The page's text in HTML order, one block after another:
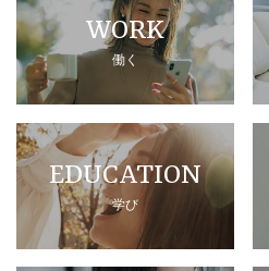
WORK
働く
EDUCATION
学び